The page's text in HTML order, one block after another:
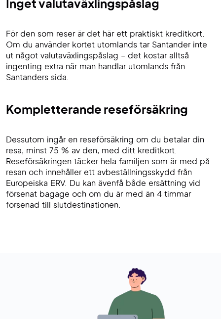
Inget valutaväxlingspåslag
För den som reser är det här ett praktiskt kreditkort.
Om du använder kortet utomlands tar Santander inte
ut något valutaväxlingspåslag – det kostar alltså
ingenting extra när man handlar utomlands från
Santanders sida.
Kompletterande reseförsäkring
Dessutom ingår en reseförsäkring om du betalar din
resa, minst 75 % av den, med ditt kreditkort.
Reseförsäkringen täcker hela familjen som är med på
resan och innehåller ett avbeställningsskydd från
Europeiska ERV. Du kan ävenfå både ersättning vid
försenat bagage och om du är med än 4 timmar
försenad till slutdestinationen.